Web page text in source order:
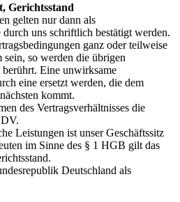
Gerichtsstand
gelten nur dann als
uns schriftlich bestätigt werden.
ganz oder teilweise
so werden die übrigen
Eine unwirksame
eine ersetzt werden, die dem
kommt.
des Vertragsverhältnisses die
Leistungen ist unser Geschäftssitz
im Sinne des § 1 HGB gilt das
Deutschland als